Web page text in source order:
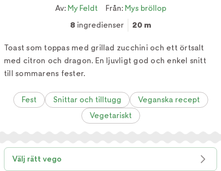
Av: My Feldt Från: Mys bröllop
8 ingredienser 20 m
Toast som toppas med grillad zucchini och ett örtsalt
med citron och dragon. En ljuvligt god och enkel snitt
till sommarens fester.
Fest Snittar och tilltugg
Veganska recept
Vegetariskt
Välj rätt vego